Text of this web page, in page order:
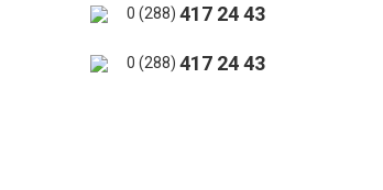
Bu ürüne benzer farklı alternatifler
0 (288) 417 24 43
0 (288) 417 24 43